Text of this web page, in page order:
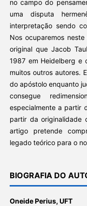
no campo do
uma disputa
interpretação sendo
Nos ocuparemos
original que Jacob
1987 em Heidelberg e
muitos outros autores.
do apóstolo enquanto
consegue
especialmente a partir
partir da originalidade
artigo pretende
legado teórico para o
BIOGRAFIA DO
Oneide Perius, UFT